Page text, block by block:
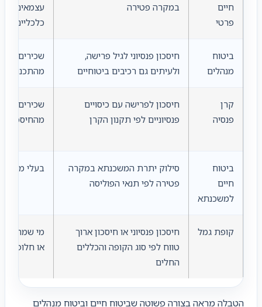
חיים
פרטי
במקרה פטירה
עצמאים ומי
כלכליים
ביטוח
מנהלים
חיסכון פנסיוני לגיל פרישה,
ולעיתים גם רכיבים ביטוחיים
שכירים או
מהתכנון
קרן
פנסיה
חיסכון לפרישה עם כיסויים
פנסיוניים לפי תקנון הקרן
שכירים
מהחיסכון
ביטוח
חיים
למשכנתא
סילוק יתרת המשכנתא במקרה
פטירה לפי תנאי הפוליסה
בעלי
קופת גמל
חיסכון פנסיוני או חיסכון ארוך
טווח לפי סוג הקופה והכללים
החלים
מי שמחפש
או חלופה
הטבלה מראה בצורה פשוטה שביטוח חיים וביטוח מנהלים